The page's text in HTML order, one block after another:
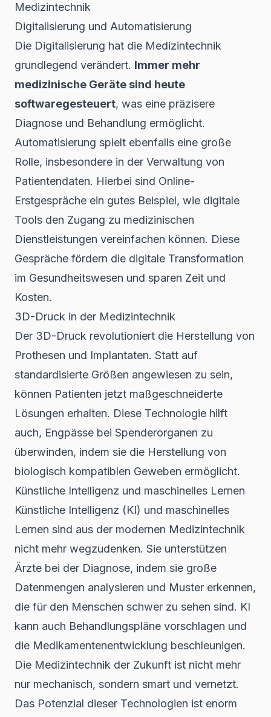
Medizintechnik
Digitalisierung und Automatisierung
Die Digitalisierung hat die Medizintechnik
grundlegend verändert. Immer mehr
medizinische Geräte sind heute
softwaregesteuert, was eine präzisere
Diagnose und Behandlung ermöglicht.
Automatisierung spielt ebenfalls eine große
Rolle, insbesondere in der Verwaltung von
Patientendaten. Hierbei sind Online-
Erstgespräche ein gutes Beispiel, wie digitale
Tools den Zugang zu medizinischen
Dienstleistungen vereinfachen können. Diese
Gespräche fördern die digitale Transformation
im Gesundheitswesen und sparen Zeit und
Kosten.
3D-Druck in der Medizintechnik
Der 3D-Druck revolutioniert die Herstellung von
Prothesen und Implantaten. Statt auf
standardisierte Größen angewiesen zu sein,
können Patienten jetzt maßgeschneiderte
Lösungen erhalten. Diese Technologie hilft
auch, Engpässe bei Spenderorganen zu
überwinden, indem sie die Herstellung von
biologisch kompatiblen Geweben ermöglicht.
Künstliche Intelligenz und maschinelles Lernen
Künstliche Intelligenz (KI) und maschinelles
Lernen sind aus der modernen Medizintechnik
nicht mehr wegzudenken. Sie unterstützen
Ärzte bei der Diagnose, indem sie große
Datenmengen analysieren und Muster erkennen,
die für den Menschen schwer zu sehen sind. KI
kann auch Behandlungspläne vorschlagen und
die Medikamentenentwicklung beschleunigen.
Die Medizintechnik der Zukunft ist nicht mehr
nur mechanisch, sondern smart und vernetzt.
Das Potenzial dieser Technologien ist enorm